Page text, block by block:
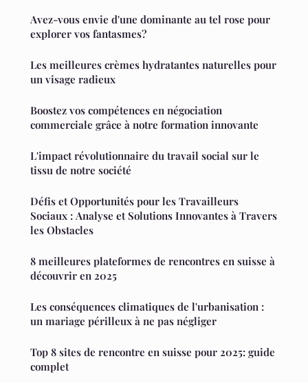
Avez-vous envie d'une dominante au tel rose pour
explorer vos fantasmes?
Les meilleures crèmes hydratantes naturelles pour
un visage radieux
Boostez vos compétences en négociation
commerciale grâce à notre formation innovante
L'impact révolutionnaire du travail social sur le
tissu de notre société
Défis et Opportunités pour les Travailleurs
Sociaux : Analyse et Solutions Innovantes à Travers
les Obstacles
8 meilleures plateformes de rencontres en suisse à
découvrir en 2025
Les conséquences climatiques de l'urbanisation :
un mariage périlleux à ne pas négliger
Top 8 sites de rencontre en suisse pour 2025: guide
complet